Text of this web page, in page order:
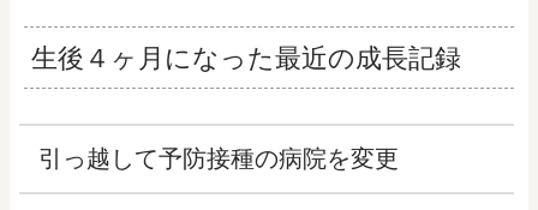
生後４ヶ月になった最近の成長記録
引っ越して予防接種の病院を変更